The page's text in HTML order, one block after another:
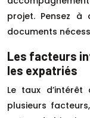
projet. Pensez
documents
Les facteurs
les expatriés
Le taux
plusieurs